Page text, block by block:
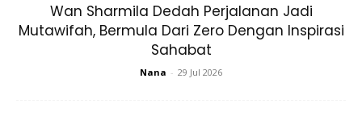
Ads
Wan Sharmila Dedah Perjalanan Jadi
Mutawifah, Bermula Dari Zero Dengan Inspirasi
Sahabat
Nana - 29 Jul 2026